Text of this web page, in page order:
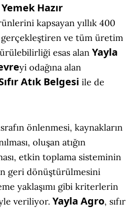
Yemek Hazır
kapsayan yıllık 400
ve tüm üretim
esas alan Yayla
yi odağına alan
Atık Belgesi ile de
önlenmesi, kaynakların
oluşan atığın
etkin toplama sisteminin
geri dönüştürülmesini
yaklaşımı gibi kriterlerin
veriliyor. Yayla Agro, sıfır